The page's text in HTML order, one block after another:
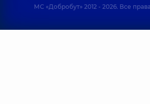
МС «Добробут» 2012 - 2026. Все